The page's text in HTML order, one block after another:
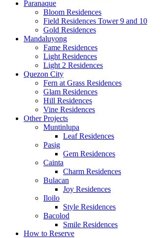
Paranaque
Bloom Residences
Field Residences Tower 9 and 10
Gold Residences
Mandaluyong
Fame Residences
Light Residences
Light 2 Residences
Quezon City
Fern at Grass Residences
Glam Residences
Hill Residences
Vine Residences
Other Projects
Muntinlupa
Leaf Residences
Pasig
Gem Residences
Cainta
Charm Residences
Bulacan
Joy Residences
Iloilo
Style Residences
Bacolod
Smile Residences
How to Reserve